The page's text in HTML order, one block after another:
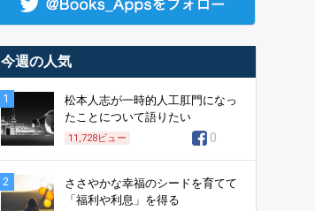
今週の人気
1
松本人志が一時的人工肛門になっ
たことについて語りたい
11,728ビュー 0
2
ささやかな幸福のシードを育てて
「福利や利息」を得る